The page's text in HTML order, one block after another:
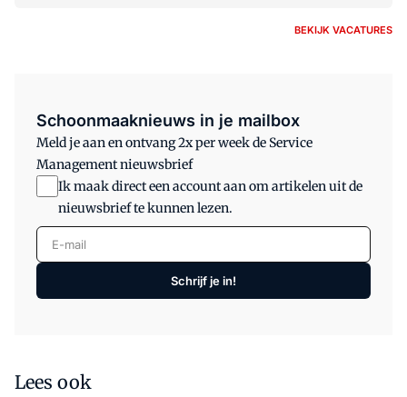
BEKIJK VACATURES
Schoonmaaknieuws in je mailbox
Meld je aan en ontvang 2x per week de Service
Management nieuwsbrief
Ik maak direct een account aan om artikelen uit de
nieuwsbrief te kunnen lezen.
E-mail
Schrijf je in!
Lees ook